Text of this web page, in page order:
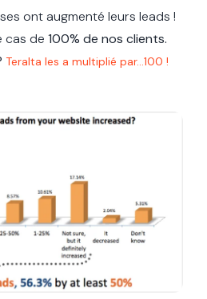
ont augmenté leurs leads !
cas de 100% de nos clients.
Teralta les a multiplié par...100 !